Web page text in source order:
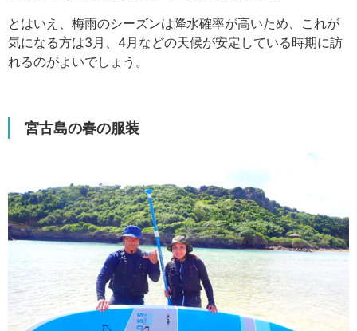
とはいえ、梅雨のシーズンは降水確率が高いため、これが
気になる方は3月、4月などの天候が安定している時期に訪
れるのがよいでしょう。
宮古島の春の服装